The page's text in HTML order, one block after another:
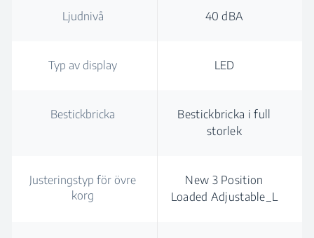
Ljudnivå 40 dBA
Typ av display LED
Bestickbricka
Bestickbricka i full
storlek
Justeringstyp för övre
korg
New 3 Position
Loaded Adjustable_L